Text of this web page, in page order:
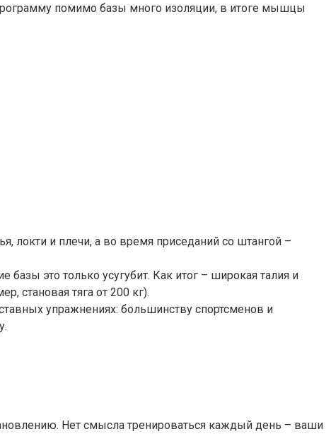
помимо базы много изоляции, в итоге мышцы
и плечи, а во время приседаний со штангой –
это только усугубит. Как итог – широкая талия и
становая тяга от 200 кг).
упражнениях: большинству спортсменов и
Нет смысла тренироваться каждый день – ваши